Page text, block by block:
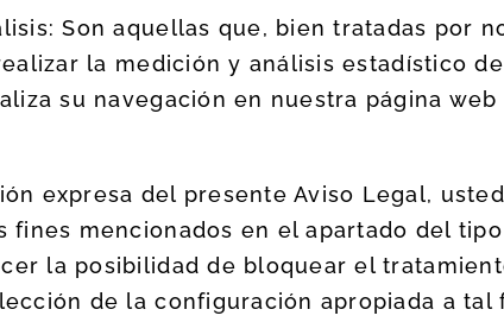
Son aquellas que, bien tratadas por
la medición y análisis estadístico
su navegación en nuestra página
expresa del presente Aviso Legal,
fines mencionados en el apartado del
la posibilidad de bloquear el
de la configuración apropiada a